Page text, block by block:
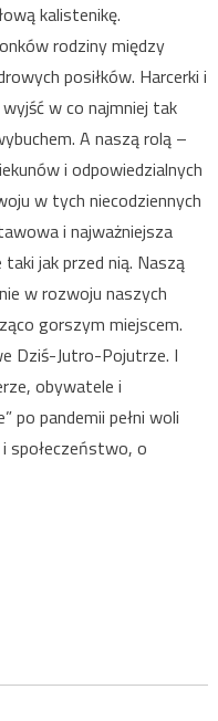
kalistenikę.
rodziny między
posiłków. Harcerki i
w co najmniej tak
A naszą rolą –
i odpowiedzialnych
w tych niecodziennych
i najważniejsza
jak przed nią. Naszą
w rozwoju naszych
gorszym miejscem.
Dziś-Jutro-Pojutrze. I
obywatele i
po pandemii pełni woli
społeczeństwo, o